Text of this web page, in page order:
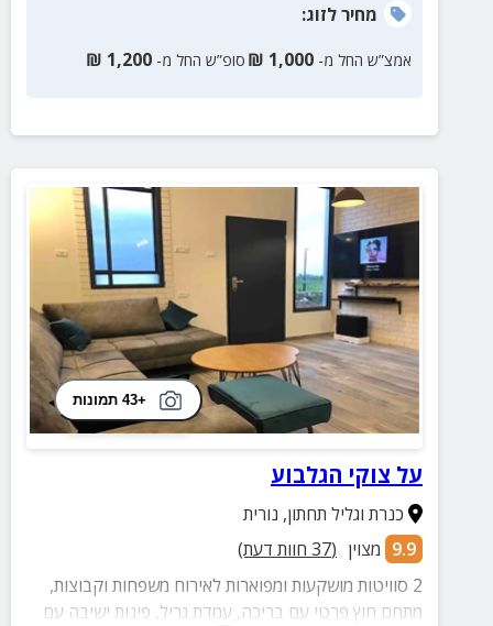
מחירלזוג:
אמצ”ש החל מ- 1,000
₪ סופ”ש החל מ- 1,200
₪
+43 תמונות
על צוקי הגלבוע
כנרת וגליל תחתון, נורית
9.9 מצוין (
37 חוות דעת)
2 סוויטות מושקעות ומפוארות לאירוח משפחות וקבוצות,
מתחם חוץ פרטי עם בריכה, עמדת גריל, פינות ישיבה עם